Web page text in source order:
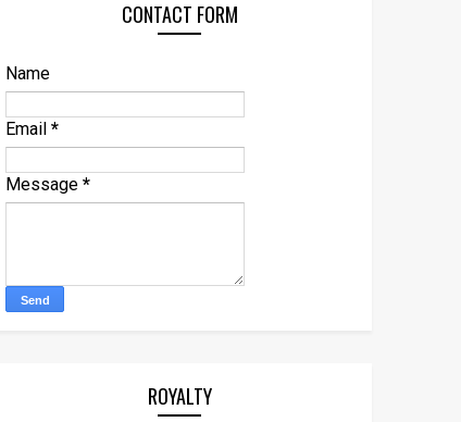
CONTACT FORM
Name
Email *
Message *
ROYALTY